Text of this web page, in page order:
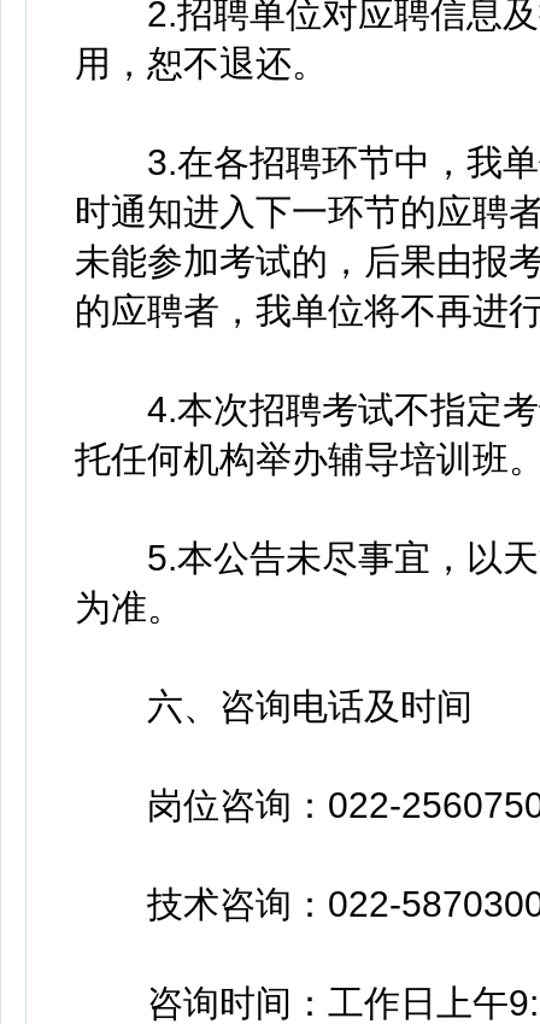
2.招聘单位对应聘信息及
用，恕不退还。
3.在各招聘环节中，我单
时通知进入下一环节的应聘
未能参加考试的，后果由报
的应聘者，我单位将不再进
4.本次招聘考试不指定考
托任何机构举办辅导培训班
5.本公告未尽事宜，以天
为准。
六、咨询电话及时间
岗位咨询：022-
技术咨询：022-
咨询时间：工作日上午